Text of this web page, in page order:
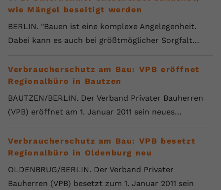
wie Mängel beseitigt werden
BERLIN. "Bauen ist eine komplexe Angelegenheit.
Dabei kann es auch bei größtmöglicher Sorgfalt…
Verbraucherschutz am Bau: VPB eröffnet
Regionalbüro in Bautzen
BAUTZEN/BERLIN. Der Verband Privater Bauherren
(VPB) eröffnet am 1. Januar 2011 sein neues…
Verbraucherschutz am Bau: VPB besetzt
Regionalbüro in Oldenburg neu
OLDENBRUG/BERLIN. Der Verband Privater
Bauherren (VPB) besetzt zum 1. Januar 2011 sein